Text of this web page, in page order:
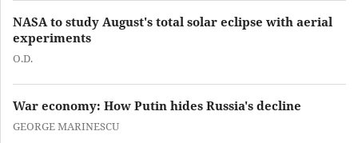
NASA to study August's total solar eclipse with aerial
experiments
O.D.
War economy: How Putin hides Russia's decline
GEORGE MARINESCU